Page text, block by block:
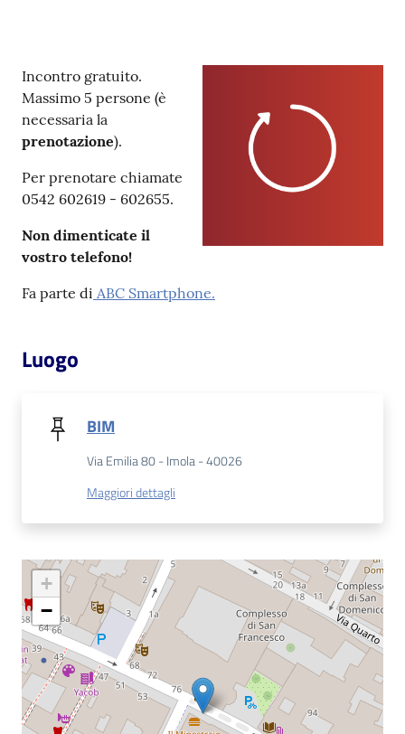
Casa
Piani
Archivio
storico
Decentrate
Patto
lettura
Seguici
Catalogo
on line
Incontro gratuito.
Massimo 5 persone (è
necessaria la
prenotazione).
Per prenotare chiamate
0542 602619 - 602655.
Non dimenticate il
vostro telefono!
Fa parte di ABC Smartphone.
Luogo
BIM
Via Emilia 80 - Imola - 40026
Maggiori dettagli
+
−